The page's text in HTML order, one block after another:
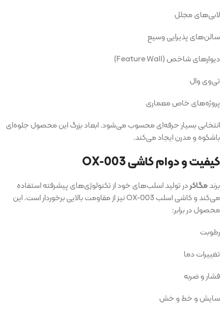
لابی‌های مجلل
سالن‌های پذیرایی وسیع
دیوارهای شاخص (Feature Wall)
تی‌وی وال
پروژه‌های خاص معماری
انتخابی بسیار حرفه‌ای محسوب می‌شود. ابعاد بزرگ این محصول جلوه‌ای
باشکوه و مدرن ایجاد می‌کند.
کیفیت و دوام کاشی OX-003
برندمگاکردر تولید اسلب‌های خود از تکنولوژی‌های پیشرفته استفاده
می‌کند و کاشی اسلب OX-003 نیز از مقاومت بالایی برخوردار است. این
محصول در برابر:
رطوبت
تغییرات دما
فشار و ضربه
سایش و خط و خش